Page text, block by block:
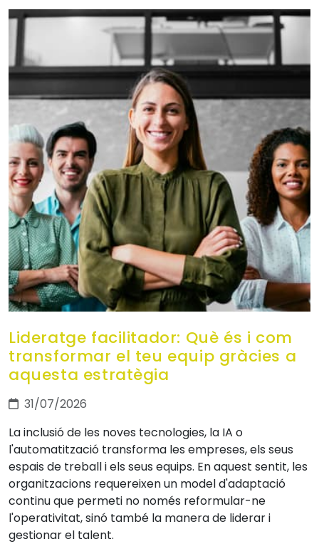
Lideratge facilitador: Què és i com
transformar el teu equip gràcies a
aquesta estratègia
31/07/2026
La inclusió de les noves tecnologies, la IA o
l'automatització transforma les empreses, els seus
espais de treball i els seus equips. En aquest sentit, les
organitzacions requereixen un model d'adaptació
continu que permeti no només reformular-ne
l'operativitat, sinó també la manera de liderar i
gestionar el talent.